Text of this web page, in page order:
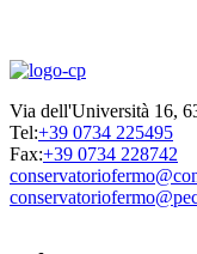
Via dell'Università 16,
Tel:+39 0734 225495
Fax:+39 0734 228742